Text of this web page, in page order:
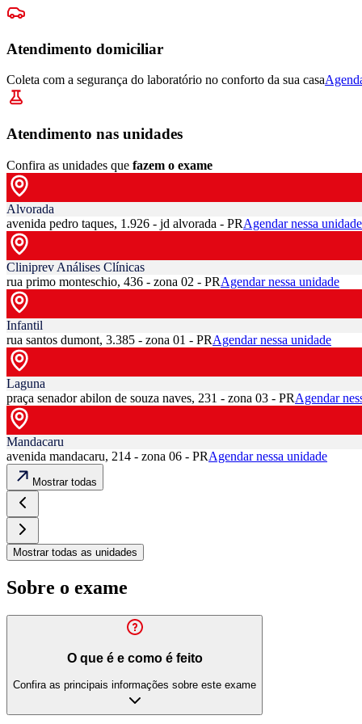
Atendimento domiciliar
Coleta com a segurança do laboratório no conforto da sua casa
Atendimento nas unidades
Confira as unidades que fazem o exame
Alvorada
avenida pedro taques, 1.926 - jd alvorada - PRAgendar nessa unidade
Cliniprev Análises Clínicas
rua primo monteschio, 436 - zona 02 - PRAgendar nessa unidade
Infantil
rua santos dumont, 3.385 - zona 01 - PRAgendar nessa unidade
Laguna
praça senador abilon de souza naves, 231 - zona 03 - PRAgendar
Mandacaru
avenida mandacaru, 214 - zona 06 - PRAgendar nessa unidade
Mostrar todas
Mostrar todas as unidades
Sobre o exame
O que é e como é feito
Confira as principais informações sobre este exame